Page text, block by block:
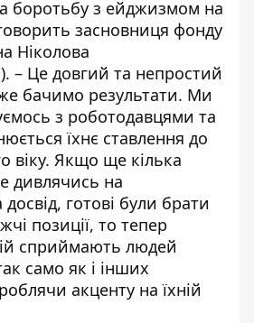
боротьбу з ейджизмом на
засновниця фонду
Ніколова
– Це довгий та непростий
бачимо результати. Ми
з роботодавцями та
їхнє ставлення до
віку. Якщо ще кілька
дивлячись на
досвід, готові були брати
позиції, то тепер
сприймають людей
само як і інших
акценту на їхній